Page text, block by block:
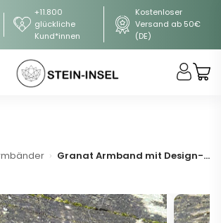
+11.800
glückliche
Kund*innen
Kostenloser
Versand ab 50€
(DE)
Granat Armband mit Design-Silberelementen